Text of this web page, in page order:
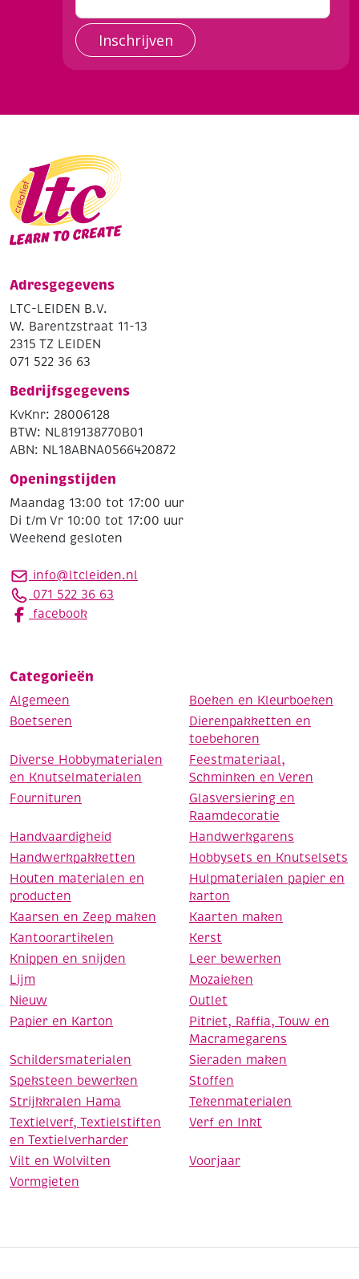
Inschrijven
Adresgegevens
LTC-LEIDEN B.V.
W. Barentzstraat 11-13
2315 TZ LEIDEN
071 522 36 63
Bedrijfsgegevens
KvKnr: 28006128
BTW: NL819138770B01
ABN: NL18ABNA0566420872
Openingstijden
Maandag 13:00 tot 17:00 uur
Di t/m Vr 10:00 tot 17:00 uur
Weekend gesloten
info@ltcleiden.nl
071 522 36 63
facebook
Categorieën
Algemeen
Boeken en Kleurboeken
Boetseren
Dierenpakketten en
toebehoren
Diverse Hobbymaterialen
en Knutselmaterialen
Feestmateriaal,
Schminken en Veren
Fournituren
Glasversiering en
Raamdecoratie
Handvaardigheid
Handwerkgarens
Handwerkpakketten
Hobbysets en Knutselsets
Houten materialen en
producten
Hulpmaterialen papier en
karton
Kaarsen en Zeep maken
Kaarten maken
Kantoorartikelen
Kerst
Knippen en snijden
Leer bewerken
Lijm
Mozaieken
Nieuw
Outlet
Papier en Karton
Pitriet, Raffia, Touw en
Macramegarens
Schildersmaterialen
Sieraden maken
Speksteen bewerken
Stoffen
Strijkkralen Hama
Tekenmaterialen
Textielverf, Textielstiften
en Textielverharder
Verf en Inkt
Vilt en Wolvilten
Voorjaar
Vormgieten